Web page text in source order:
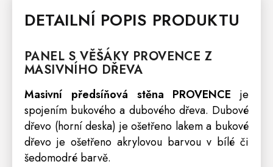
DETAILNÍ POPIS PRODUKTU
PANEL SVĚŠÁKY PROVENCE Z
MASIVNÍHO DŘEVA
Masivní předsíňová stěna PROVENCE je
spojením bukového a dubového dřeva. Dubové
dřevo (horní deska) je ošetřeno lakem a bukové
dřevo je ošetřeno akrylovou barvou v bílé či
šedomodré barvě.